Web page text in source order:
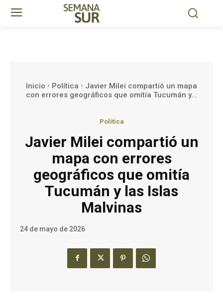
Inicio Política
Javier Milei compartió un mapa
con errores geográficos que omitía Tucumán y...
Política
Javier Milei compartió un
mapa con errores
geográficos que omitía
Tucumán y las Islas
Malvinas
24 de mayo de 2026